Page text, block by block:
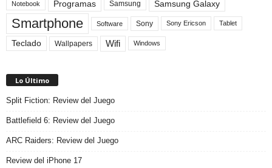
Notebook Programas Samsung Samsung Galaxy
Smartphone Software Sony Sony Ericson Tablet
Teclado Wallpapers Wifi Windows
Lo Último
Split Fiction: Review del Juego
Battlefield 6: Review del Juego
ARC Raiders: Review del Juego
Review del iPhone 17